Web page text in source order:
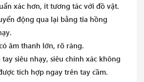
xác hơn, ít tương tác với đồ vật.
động qua lại bằng tia hồng
âm thanh lớn, rõ ràng.
siêu nhạy, siêu chính xác không
tích hợp ngay trên tay cầm.